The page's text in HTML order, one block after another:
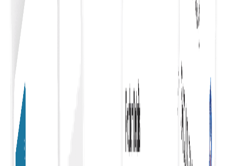
Η ενσωμάτωση της ροής εργασιών έγκρισης με το ταμείο
απλοποιεί τη διαδικασία αγορών, διασφαλίζοντας
έγκαιρες εγκρίσεις και βελτιώνοντας την
αποτελεσματικότητα των εργασιών προμηθειών.
Σύνδεσμος Προϋπολογισμός ή Έργο
Η εύκολη σύνδεση προϋπολογισμών ή έργων με την
παραγγελία σας βελτιώνει τη χρηματοοικονομική
διαχείριση, εξασφαλίζοντας ακριβή παρακολούθηση και
αποτελεσματική κατανομή των πόρων.